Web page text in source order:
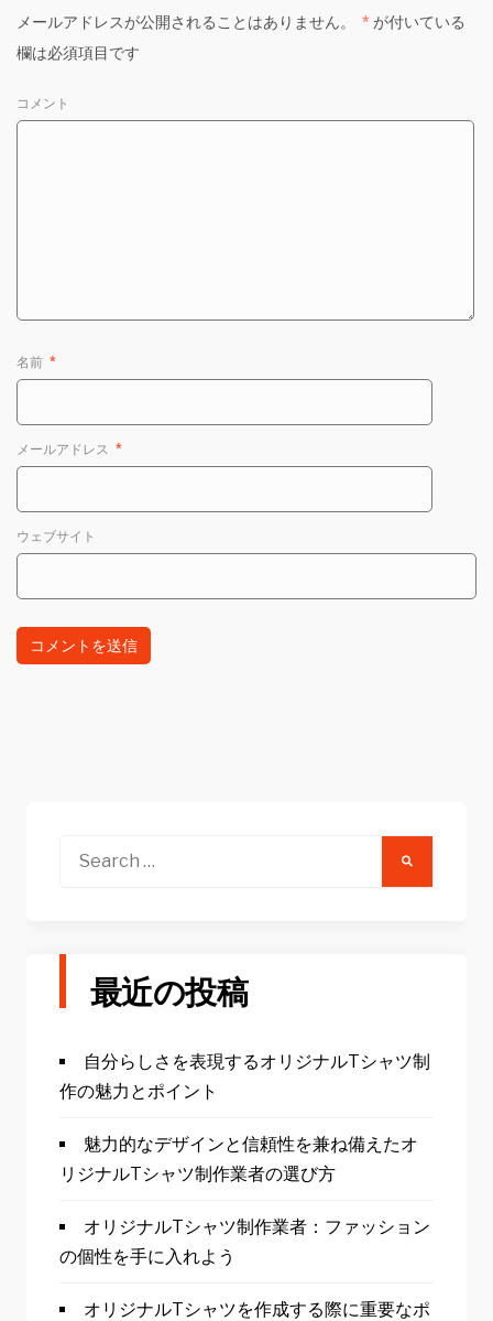
メールアドレスが公開されることはありません。 * が付いている
欄は必須項目です
コメント
名前 *
メールアドレス *
ウェブサイト
Search
最近の投稿
自分らしさを表現するオリジナルTシャツ制
作の魅力とポイント
魅力的なデザインと信頼性を兼ね備えたオ
リジナルTシャツ制作業者の選び方
オリジナルTシャツ制作業者：ファッション
の個性を手に入れよう
オリジナルTシャツを作成する際に重要なポ